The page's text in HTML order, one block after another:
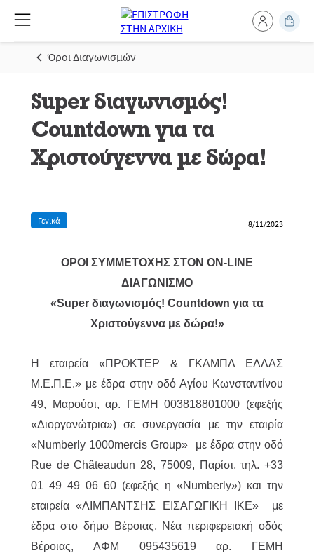
Όροι Διαγωνισμών
Super διαγωνισμός!
Countdown για τα
Χριστούγεννα με δώρα!
Γενικά 8/11/2023
ΟΡΟΙ ΣΥΜΜΕΤΟΧΗΣ ΣΤΟΝ ON-LINE
ΔΙΑΓΩΝΙΣΜΟ
«Super διαγωνισμός! Countdown για τα
Χριστούγεννα με δώρα!»
Η εταιρεία «ΠΡΟΚΤΕΡ & ΓΚΑΜΠΛ ΕΛΛΑΣ
M.Ε.Π.Ε.» με έδρα στην οδό Αγίου Κωνσταντίνου
49, Μαρούσι, αρ. ΓΕΜΗ 003818801000 (εφεξής
«Διοργανώτρια») σε συνεργασία με την εταιρία
«Numberly 1000mercis Group» με έδρα στην οδό
Rue de Châteaudun 28, 75009, Παρίσι, τηλ. +33
01 49 49 06 60 (εφεξής η «Numberly») και την
εταιρεία «ΛΙΜΠΑΝΤΣΗΣ ΕΙΣΑΓΩΓΙΚΗ ΙΚΕ» με
έδρα στο δήμο Βέροιας, Νέα περιφερειακή οδός
Βέροιας, ΑΦΜ 095435619 αρ. ΓΕΜΗ